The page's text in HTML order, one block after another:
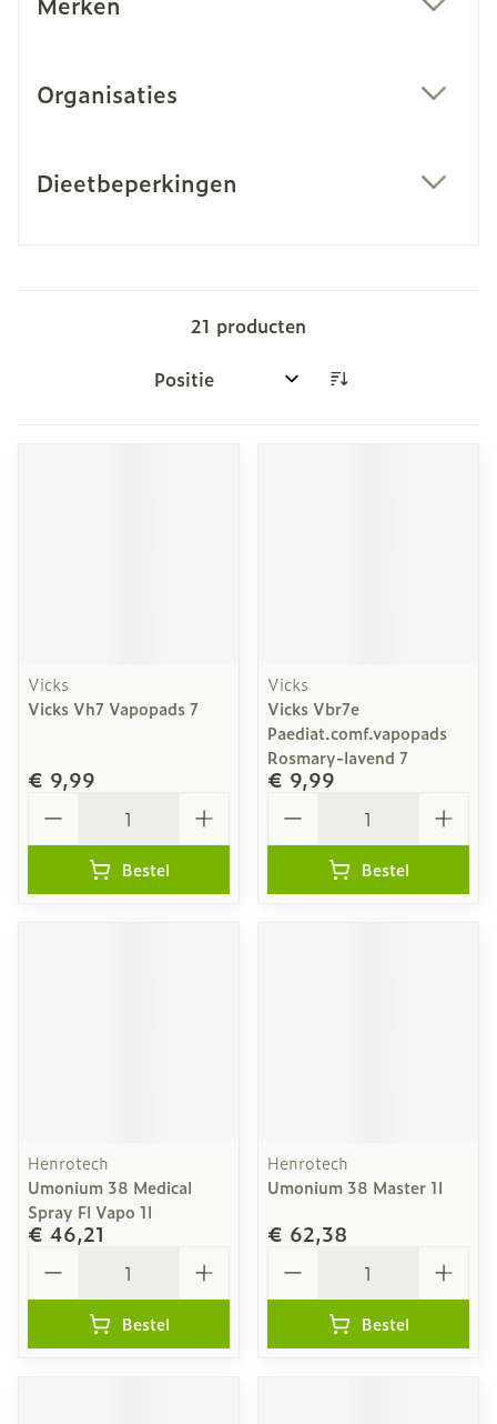
Organisaties
Dieetbeperkingen
21 producten
Sorteer op:
Vicks
Vicks Vh7 Vapopads 7
€ 9,99
Bestel
Vicks
Vicks Vbr7e
Paediat.comf.vapopads
Rosmary-lavend 7
€ 9,99
Bestel
Henrotech
Umonium 38 Medical
Spray Fl Vapo 1l
€ 46,21
Bestel
Henrotech
Umonium 38 Master 1l
€ 62,38
Bestel